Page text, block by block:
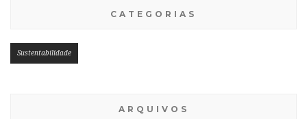
CATEGORIAS
Sustentabilidade
ARQUIVOS